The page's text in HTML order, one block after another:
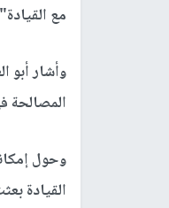
مع
وأشار أبو
المصالحة
وحول
القيادة